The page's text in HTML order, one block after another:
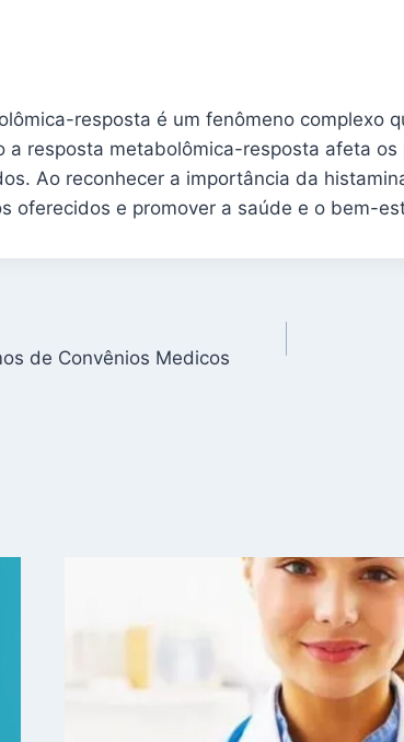
resposta é um fenômeno complexo
a resposta metabolômica-resposta afeta
Ao reconhecer a importância da
oferecidos e promover a saúde e o bem-
de Convênios Medicos